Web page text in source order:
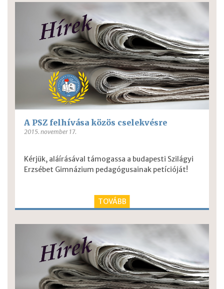
A PSZ felhívása közös cselekvésre
2015. november 17.
Kérjük, aláírásával támogassa a budapesti Szilágyi
Erzsébet Gimnázium pedagógusainak petícióját!
TOVÁBB